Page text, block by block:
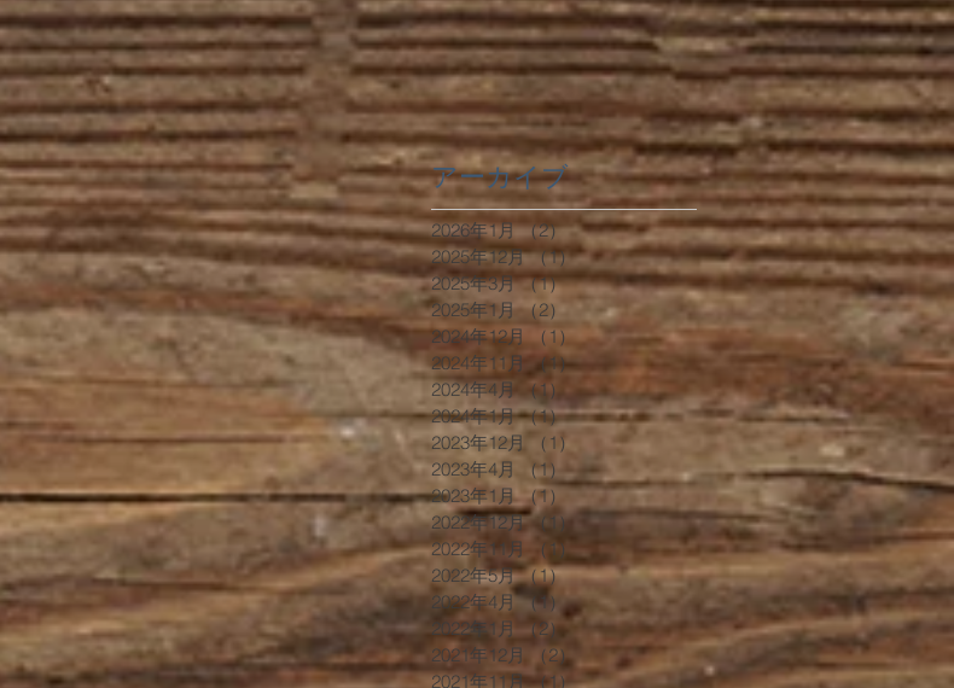
アーカイブ
2026年1月 （2）2件の記事
2025年12月 （1）1件の記事
2025年3月 （1）1件の記事
2025年1月 （2）
2件の記事
2024年12月
（1） 1件の記事
2024年11月
（1）1件の記事
2024年4月
（1）
1件の記事
2024年1月 （1）1件の記事
2023年12月 （1）
1件の記事
2023年4月
（1）1件の記事
2023年1月 （1）
1件の記事
2022年12月 （1）
1件の記事
2022年11月
（1）1件の記事
2022年5月 （1）1件の記事
2022年4月 （1）1件の記事
2022年1月 （2） 2件の記事
2021年12月
（2） 2件の記事
2021年11月 （1）1件の記事